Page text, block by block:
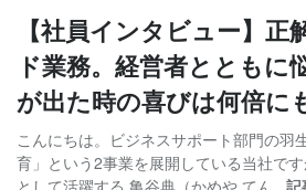
【社員インタビュー】正
ド業務。経営者とともに
が出た時の喜びは何倍に
こんにちは。ビジネスサポート部門の羽
育」という2事業を展開している当社で
として活躍する 亀谷典（かめや てん...記